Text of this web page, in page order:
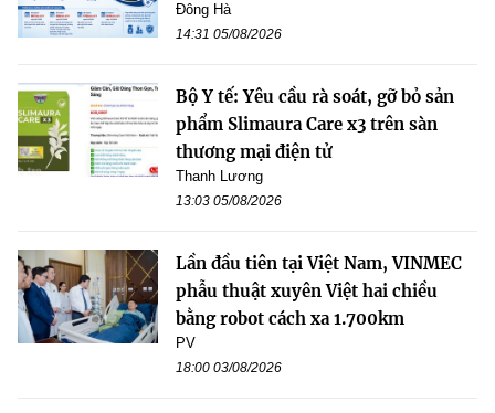
Đông Hà
14:31 05/08/2026
Bộ Y tế: Yêu cầu rà soát, gỡ bỏ sản
phẩm Slimaura Care x3 trên sàn
thương mại điện tử
Thanh Lương
13:03 05/08/2026
Lần đầu tiên tại Việt Nam, VINMEC
phẫu thuật xuyên Việt hai chiều
bằng robot cách xa 1.700km
PV
18:00 03/08/2026